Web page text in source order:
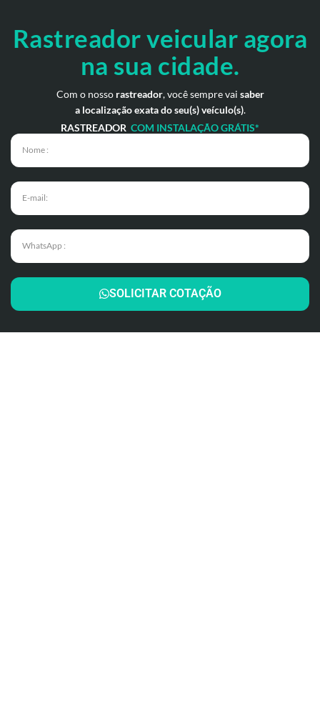
Rastreador veicular agora
na sua cidade.
Com o nosso rastreador, você sempre vai saber
a localização exata do seu(s) veículo(s).
RASTREADOR COM INSTALAÇÃO GRÁTIS*
SOLICITAR COTAÇÃO